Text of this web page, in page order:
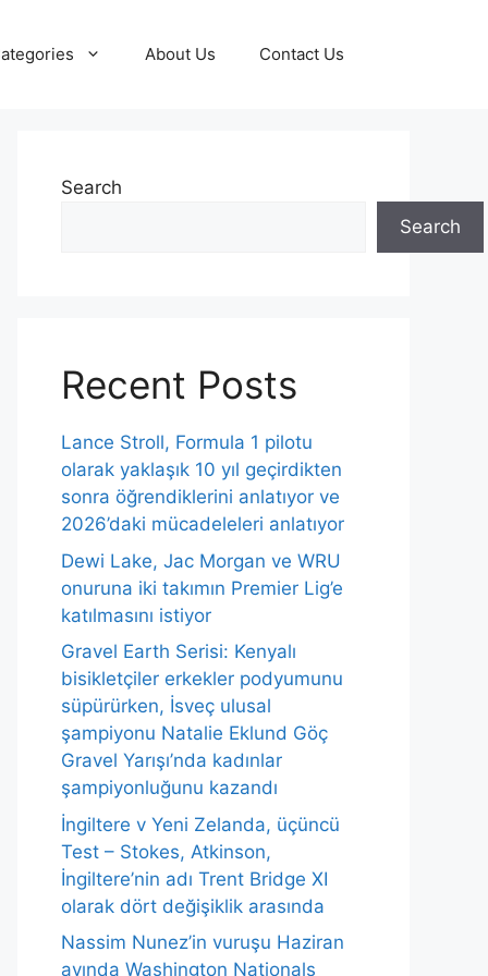
About Us Contact Us
Search
Search
Recent Posts
Lance Stroll, Formula 1 pilotu
olarak yaklaşık 10 yıl geçirdikten
sonra öğrendiklerini anlatıyor ve
2026’daki mücadeleleri anlatıyor
Dewi Lake, Jac Morgan ve WRU
onuruna iki takımın Premier Lig’e
katılmasını istiyor
Gravel Earth Serisi: Kenyalı
bisikletçiler erkekler podyumunu
süpürürken, İsveç ulusal
şampiyonu Natalie Eklund Göç
Gravel Yarışı’nda kadınlar
şampiyonluğunu kazandı
İngiltere v Yeni Zelanda, üçüncü
Test – Stokes, Atkinson,
İngiltere’nin adı Trent Bridge XI
olarak dört değişiklik arasında
Nassim Nunez’in vuruşu Haziran
ayında Washington Nationals